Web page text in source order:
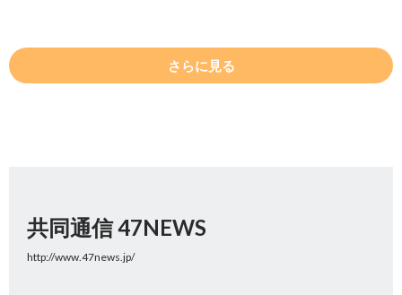
さらに見る
共同通信 47NEWS
http://www.47news.jp/